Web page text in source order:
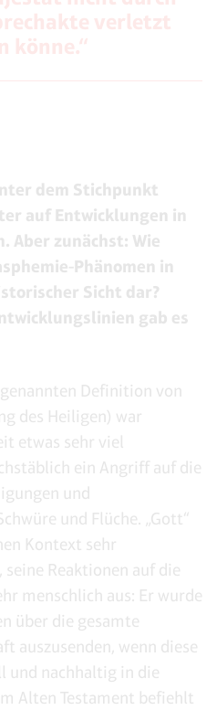
dem Stichpunkt
auf Entwicklungen in
Aber zunächst: Wie
Phänomen in
Sicht dar?
gab es
Definition von
des Heiligen) war
etwas sehr viel
ein Angriff auf die
und
und Flüche. „Gott“
Kontext sehr
Reaktionen auf die
menschlich aus: Er wurde
über die gesamte
auszusenden, wenn diese
und nachhaltig in die
Alten Testament befiehlt